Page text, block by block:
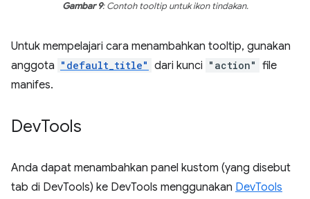
Gambar 9: Contoh tooltip untuk ikon tindakan.
Untuk mempelajari cara menambahkan tooltip, gunakan
anggota "default_title" dari kunci "action" file
manifes.
DevTools
Anda dapat menambahkan panel kustom (yang disebut
tab di DevTools) ke DevTools menggunakan DevTools